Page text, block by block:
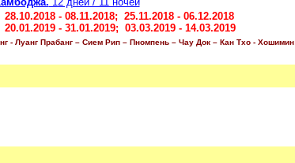
28.10.2018- 08.11.2018; 25.11.2018 - 06.12.2018
20.01.2019- 31.01.2019; 03.03.2019- 14.03.2019
- Луанг Прабанг – Сием Рип – Пномпень – Чау Док – Кан Тхо - Хошимин